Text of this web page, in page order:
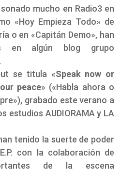
mucho en Radio3 en
«Hoy Empieza Todo» de
o en «Capitán Demo», han
en algún blog grupo
se titula «Speak now or
peace» («Habla ahora o
grabado este verano a
estudios AUDIORAMA y LA
tenido la suerte de poder
con la colaboración de
de la escena